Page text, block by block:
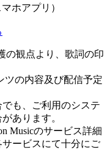
ホアプリ）
の観点より、歌詞の印
ツの内容及び配信予定
も、ご利用のシステ
あります。
Musicのサービス詳細
ービスにて十分にご